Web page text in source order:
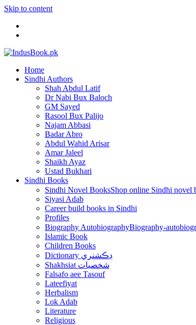
Skip to content
Home
Sindhi Authors
Shah Abdul Latif
Dr Nabi Bux Baloch
GM Sayed
Rasool Bux Palijo
Najam Abbasi
Badar Abro
Abdul Wahid Arisar
Amar Jaleel
Shaikh Ayaz
Ustad Bukhari
Sindhi Books
Sindhi Novel Books
Siyasi Adab
Career build books in Sindhi
Profiles
Biography Autobiography
Islamic Book
Children Books
Dictionary ڊڪشنري
Shakhsiat شخصيات
Falsafo aee Tasouf
Lateefiyat
Herbalism
Lok Adab
Literature
Religious